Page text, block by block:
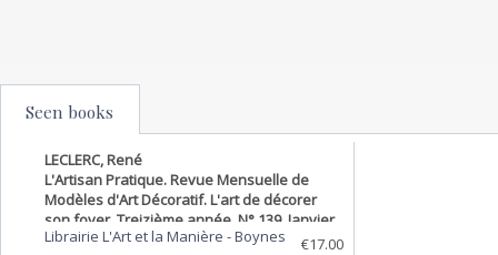
Seen books
LECLERC, René
L'Artisan Pratique. Revue Mensuelle de
Modèles d'Art Décoratif. L'art de décorer
son foyer. Treizième année, N° 139, Janvier
1921.
Librairie L'Art et la Manière -Boynes
€17.00